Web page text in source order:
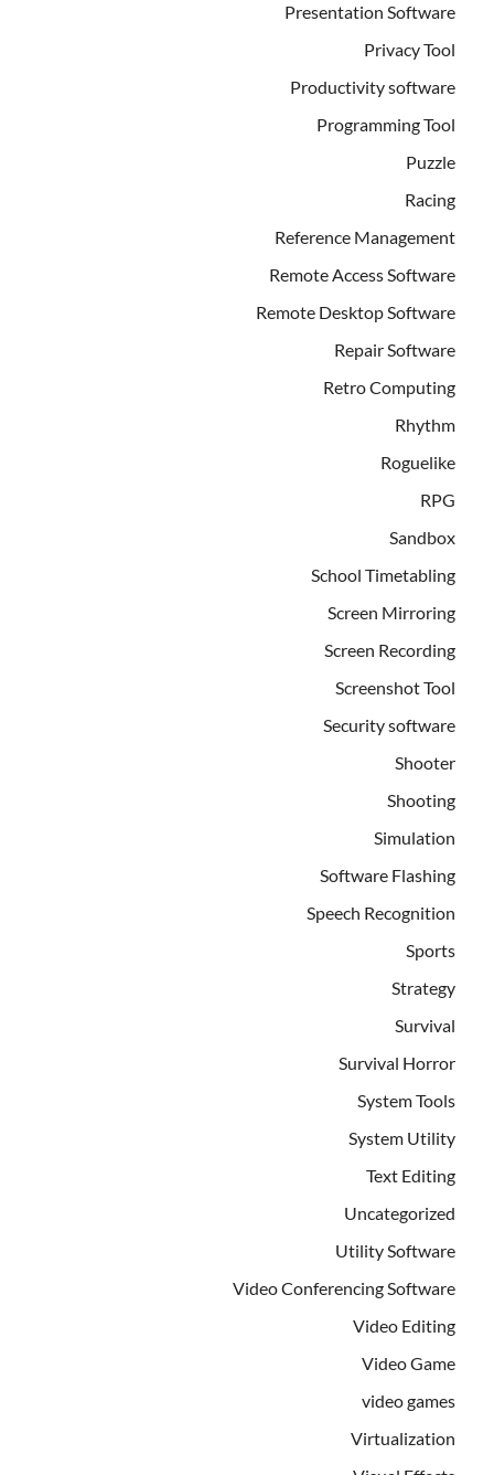
Presentation Software
Privacy Tool
Productivity software
Programming Tool
Puzzle
Racing
Reference Management
Remote Access Software
Remote Desktop Software
Repair Software
Retro Computing
Rhythm
Roguelike
RPG
Sandbox
School Timetabling
Screen Mirroring
Screen Recording
Screenshot Tool
Security software
Shooter
Shooting
Simulation
Software Flashing
Speech Recognition
Sports
Strategy
Survival
Survival Horror
System Tools
System Utility
Text Editing
Uncategorized
Utility Software
Video Conferencing Software
Video Editing
Video Game
video games
Virtualization